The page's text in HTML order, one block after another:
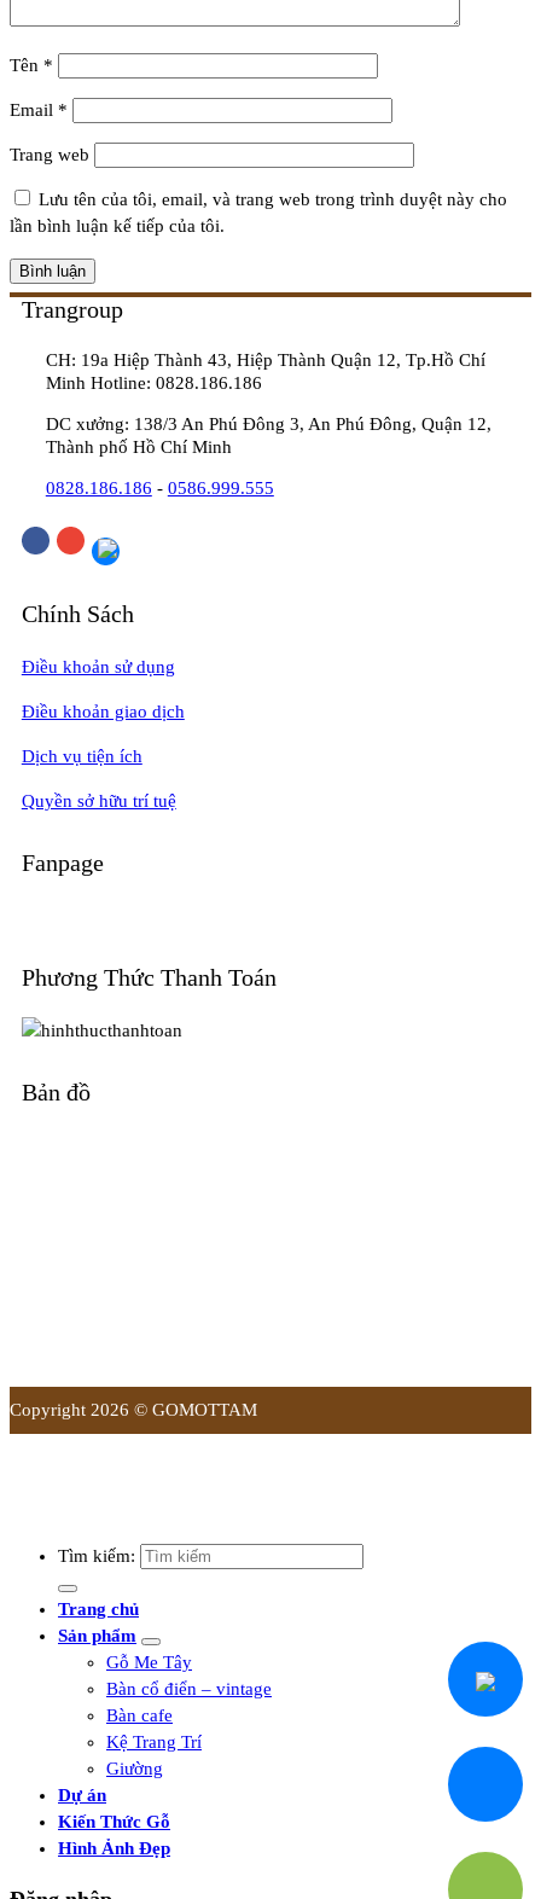
Tên *
Email *
Trang web
Lưu tên của tôi, email, và trang web trong trình duyệt này cho
lần bình luận kế tiếp của tôi.
Trangroup
CH: 19a Hiệp Thành 43, Hiệp Thành Quận 12, Tp.Hồ Chí
Minh Hotline: 0828.186.186
DC xưởng: 138/3 An Phú Đông 3, An Phú Đông, Quận 12,
Thành phố Hồ Chí Minh
0828.186.186 - 0586.999.555
Chính Sách
Điều khoản sử dụng
Điều khoản giao dịch
Dịch vụ tiện ích
Quyền sở hữu trí tuệ
Fanpage
Phương Thức Thanh Toán
Bản đồ
Copyright 2026 © GOMOTTAM
Tìm kiếm:
Trang chủ
Sản phẩm
Gỗ Me Tây
Bàn cổ điển – vintage
Bàn cafe
Kệ Trang Trí
Giường
Dự án
Kiến Thức Gỗ
Hình Ảnh Đẹp